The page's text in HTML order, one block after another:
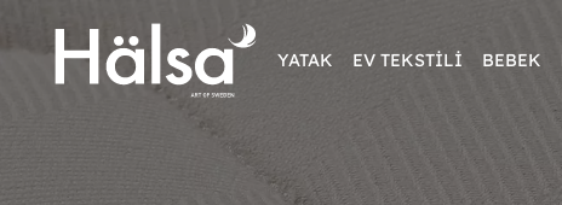
YATAK EV TEKSTİLİ BEBEK